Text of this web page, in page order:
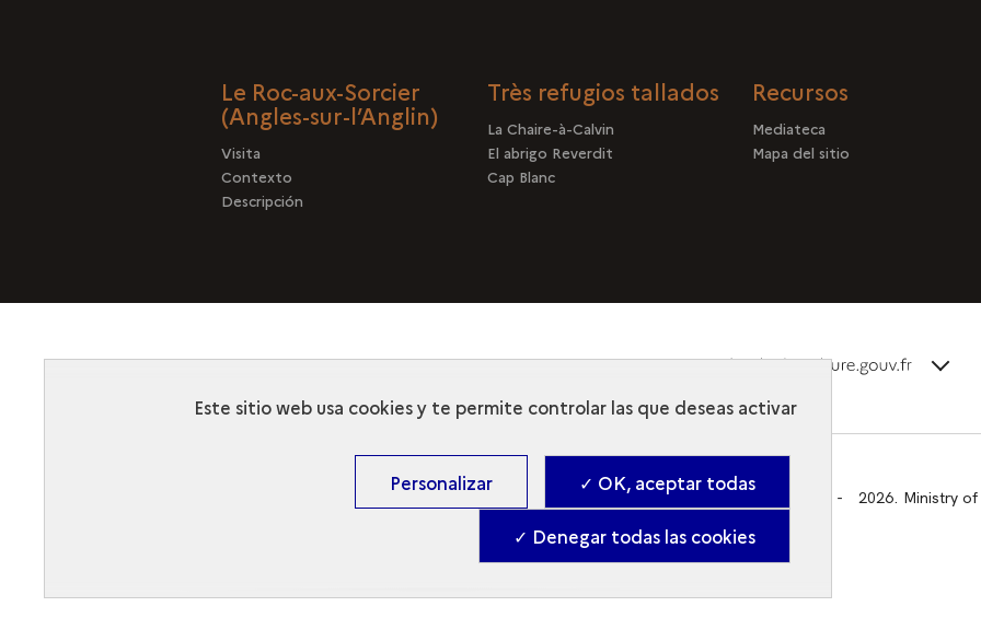
Le Roc-aux-Sorcier
(Angles-sur-l’Anglin)
Visita
Contexto
Descripción
Très refugios tallados
La Chaire-à-Calvin
El abrigo Reverdit
Cap Blanc
Recursos
Mediateca
Mapa del sitio
- 2026. Ministry of
Este sitio web usa cookies y te permite controlar las que deseas activar
Personalizar ✓ OK, aceptar todas
✓ Denegar todas las cookies